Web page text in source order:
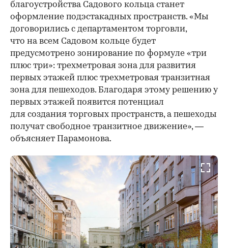
благоустройства Садового кольца станет
оформление подэстакадных пространств. «Мы
договорились с департаментом торговли,
что на всем Садовом кольце будет
предусмотрено зонирование по формуле «три
плюс три»: трехметровая зона для развития
первых этажей плюс трехметровая транзитная
зона для пешеходов. Благодаря этому решению у
первых этажей появится потенциал
для создания торговых пространств, а пешеходы
получат свободное транзитное движение», —
объясняет Парамонова.